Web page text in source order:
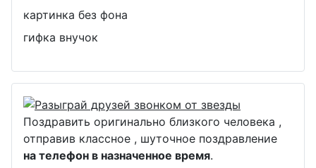
картинка без фона
гифка внучок
Поздравить оригинально близкого человека ,
отправив классное , шуточное поздравление
на телефон в назначенное время.